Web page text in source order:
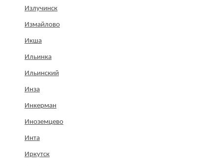
Излучинск
Измайлово
Икша
Ильинка
Ильинский
Инза
Инкерман
Иноземцево
Инта
Иркутск